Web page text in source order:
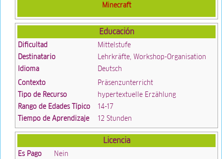
Minecraft
Educación
Dificultad
Mittelstufe
Destinatario
Lehrkräfte, Workshop-Organisation
Idioma
Deutsch
Contexto
Präsenzunterricht
Tipo de Recurso
hypertextuelle Erzählung
Rango de Edades Típico
14-17
Tiempo de Aprendizaje
12 Stunden
Licencia
Es Pago
Nein